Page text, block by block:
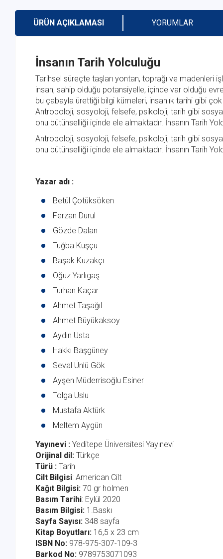
ÜRÜN AÇIKLAMASI YORUMLAR
İnsanın Tarih Yolculuğu
Tarihsel süreçte taşları yontan, toprağı ve madenleri
insan, sahip olduğu potansiyelle, içinde var olduğu
bu çabayla ürettiği bilgi kümeleri, insanlık tarihi gibi
Antropoloji, sosyoloji, felsefe, psikoloji, tarih gibi
onu bütünselliği içinde ele almaktadır. İnsanın Tarih
Antropoloji, sosyoloji, felsefe, psikoloji, tarih gibi
onu bütünselliği içinde ele almaktadır. İnsanın Tarih
Yazar adı :
Betül Çotüksöken
Ferzan Durul
Gözde Dalan
Tuğba Kuşçu
Başak Kuzakçı
Oğuz Yarlıgaş
Turhan Kaçar
Ahmet Taşağıl
Ahmet Büyükaksoy
Aydın Usta
Hakkı Başgüney
Seval Ünlü Gök
Ayşen Müderrisoğlu Esiner
Tolga Uslu
Mustafa Aktürk
Meltem Aygün
Yayınevi : Yeditepe Üniversitesi Yayınevi
Orijinal dil: Türkçe
Türü : Tarih
Cilt Bilgisi: American Cilt
Kağıt Bilgisi: 70 gr holmen
Basım Tarihi: Eylül 2020
Basım Bilgisi: 1.Baskı
Sayfa Sayısı: 348 sayfa
Kitap Boyutları: 16,5 x 23 cm
ISBN No: 978-975-307-109-3
Barkod No: 9789753071093